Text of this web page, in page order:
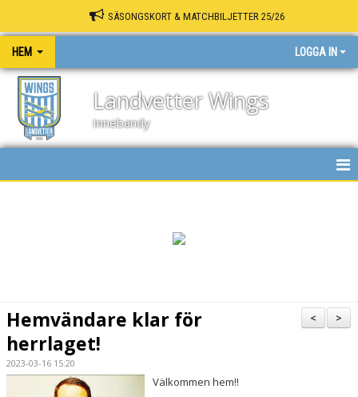
SÄSONGSKORT & MATCHBILJETTER 25/26
HEM LOGGA IN
Landvetter Wings
Innebandy
INNEBANDY PLAY
OM KLUBBEN
>
<
Hemvändare klar för
herrlaget!
2023-03-16 15:20
Välkommen hem!!